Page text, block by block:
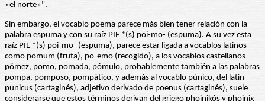
«el norte»".
Sin embargo, el vocablo poema parece más bien tener relación con la
palabra espuma y con su raíz PIE *(s) poi-mo- (espuma). A su vez esta
raíz PIE *(s) poi-mo- (espuma), parece estar ligada a vocablos latinos
como pomum (fruta), po-emo (recogido), a los vocablos castellanos
pómez, pomo, pomada, pómulo, probablemente también a las palabras
pompa, pomposo, pompático, y además al vocablo púnico, del latín
punicus (cartaginés), adjetivo derivado de poenus (cartaginés), suele
considerarse que estos términos derivan del griego phoinikós y phoinix